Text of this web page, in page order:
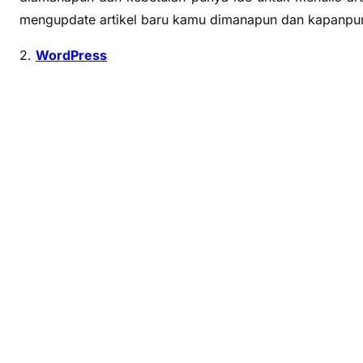
mengupdate artikel baru kamu dimanapun dan
2. WordPress